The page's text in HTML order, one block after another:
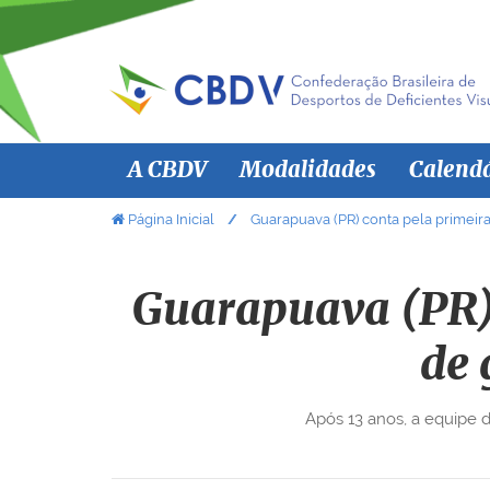
A CBDV Modalidades
V Página Inicial Guarapuava (PR) conta pela
Guarapuava
de
Após 13 anos, a equipe